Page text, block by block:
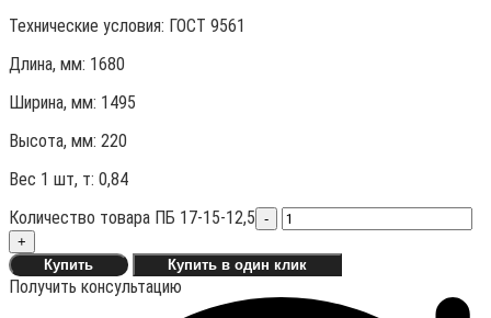
Технические условия: ГОСТ 9561
Длина, мм: 1680
Ширина, мм: 1495
Высота, мм: 220
Вес 1 шт, т: 0,84
Количество товара ПБ 17-15-12,5 -
+
Купить
Купить в один клик
Получить консультацию